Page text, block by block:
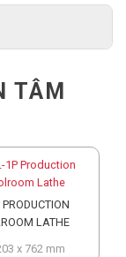
TÂM
LATHE
x 762 mm